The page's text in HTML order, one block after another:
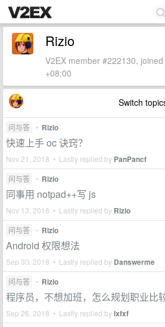
Rizio
V2EX member #222130,
+08:00
Switch
问与答 • Rizio
快速上手 oc 诀窍？
Nov 21, 2018 • Lastly replied by PanPancf
问与答 • Rizio
同事用 notpad++写 js
Nov 13, 2018 • Lastly replied by Rizio
问与答 • Rizio
Android 权限想法
Sep 30, 2018 • Lastly replied by Danswerme
问与答 • Rizio
程序员，不想加班，怎么规划职业比
Sep 26, 2018 • Lastly replied bylxfxf